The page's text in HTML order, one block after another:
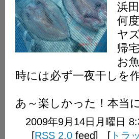
浜
何
ヤ
帰
お
時には必ず一夜干しを作
あ～楽しかった！本当
2009年9月14日月曜日
[RSS 2.0 feed] [ トラ